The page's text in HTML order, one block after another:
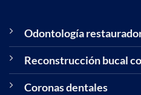
Odontología
Reconstrucción bucal
Coronas dentales